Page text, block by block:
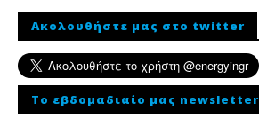
Ακολουθήστε μας στο twitter
To εβδομαδιαίο μας newsletter